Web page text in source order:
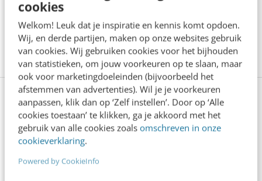
cookies
Welkom! Leuk dat je inspiratie en kennis komt opdoen.
Wij, en derde partijen, maken op onze websites gebruik
van cookies. Wij gebruiken cookies voor het bijhouden
van statistieken, om jouw voorkeuren op te slaan, maar
ook voor marketingdoeleinden (bijvoorbeeld het
afstemmen van advertenties). Wil je je voorkeuren
aanpassen, klik dan op ‘Zelf instellen’. Door op ‘Alle
cookies toestaan’ te klikken, ga je akkoord met het
gebruik van alle cookies zoals omschreven in onze
cookieverklaring.
Powered by CookieInfo
6 min·Kirsten Jassies
Bekijk deze topics of volg ze via een
NieuwsAlert
Live video